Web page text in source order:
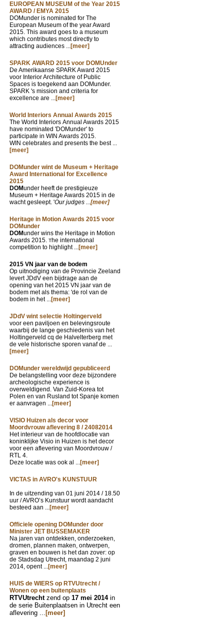
EUROPEAN MUSEUM of the Year 2015
AWARD / EMYA 2015
DOMunder is nominated for The
European Museum of the year Award
2015. This award goes to a museum
which contributes most directly to
attracting audiences ...[meer]
SPARK AWARD 2015 voor DOMUnder
De Amerikaanse SPARK Award 2015
voor Interior Architecture of Public
Spaces is toegekend aan DOMunder.
SPARK 's mission and criteria for
excellence are ...[meer]
World Interiors Annual Awards 2015
The World Interiors Annual Awards 2015
have nominated 'DOMunder' to
participate in WIN Awards 2015.
WIN celebrates and presents the best ...
[meer]
DOMunder wint de Museum + Heritage
Award International for Excellence
2015
DOMunder heeft de prestigieuze
Museum + Heritage Awards 2015 in de
wacht gesleept. 'Our judges ...[meer]
Heritage in Motion Awards 2015 voor
DOMunder
DOMunder wins the Heritage in Motion
Awards 2015. The international
competition to highlight ...[meer]
2015 VN jaar van de bodem
Op uitnodiging van de Provincie Zeeland
levert JDdV een bijdrage aan de
opening van het 2015 VN jaar van de
bodem met als thema: 'de rol van de
bodem in het ...[meer]
JDdV wint selectie Holtingerveld
voor een paviljoen en belevingsroute
waarbij de lange geschiedenis van het
Holtingerveld cq de Halvelterberg met
de vele historische sporen vanaf de ...
[meer]
DOMunder wereldwijd gepubliceerd
De belangstelling voor deze bijzondere
archeologische experience is
overweldigend. Van Zuid-Korea tot
Polen en van Rusland tot Spanje komen
er aanvragen ...[meer]
VISIO Huizen als decor voor
Moordvrouw aflevering 8 / 24082014
Het interieur van de hoofdlocatie van
koninklijke Visio in Huizen is het decor
voor een aflevering van Moordvrouw /
RTL 4.
Deze locatie was ook al ...[meer]
VICTAS in AVRO's KUNSTUUR
In de uitzending van 01 juni 2014 / 18.50
uur / AVRO’s Kunstuur wordt aandacht
besteed aan ...[meer]
Officiele opening DOMunder door
Minister JET BUSSEMAKER
Na jaren van ontdekken, onderzoeken,
dromen, plannen maken, ontwerpen,
graven en bouwen is het dan zover: op
de Stadsdag Utrecht, maandag 2 juni
2014, opent ...[meer]
HUIS de WIERS op RTVUtrecht /
Wonen op een buitenplaats
RTVUtrechtzend op 17 mei 2014 in
de serie Buitenplaatsen in Utrecht een
aflevering ... [meer]